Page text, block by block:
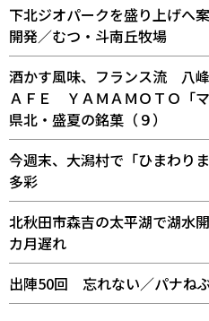
下北ジオパークを盛り上げへ
開発／むつ・斗南丘牧場
酒かす風味、フランス流 八
ＡＦＥ ＹＡＭＡＭＯＴＯ「
県北・盛夏の銘菓（９）
今週末、大潟村で「ひまわり
多彩
北秋田市森吉の太平湖で湖水
カ月遅れ
出陣50回 忘れない／パナね